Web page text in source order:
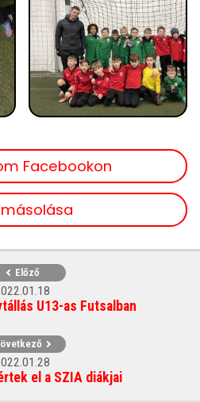
Facebookon
másolása
Előző
U13-as Futsalban
el a SZIA diákjai